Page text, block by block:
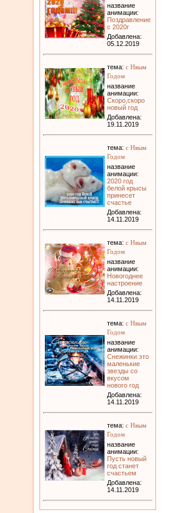
название
анимации:
Поздравление
с 2020г
Добавлена:
05.12.2019
тема: с Нвым
Годом
название
анимации:
Скоро,скоро
новый год
Добавлена:
19.11.2019
тема: с Нвым
Годом
название
анимации:
2020 год
белой крысы
принесет
счастье
Добавлена:
14.11.2019
тема: с Нвым
Годом
название
анимации:
Новогоднее
настроение
Добавлена:
14.11.2019
тема: с Нвым
Годом
название
анимации:
Снежинки это
маленькие
звезды со
вкусом
нового год
Добавлена:
14.11.2019
тема: с Нвым
Годом
название
анимации:
Пусть новый
год станет
счастьем
Добавлена:
14.11.2019